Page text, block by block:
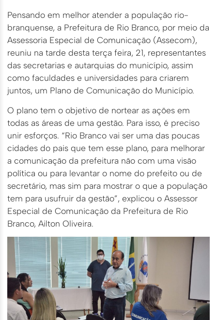
Pensando em melhor atender a população rio-
branquense, a Prefeitura de Rio Branco, por meio da
Assessoria Especial de Comunicação (Assecom),
reuniu na tarde desta terça feira, 21, representantes
das secretarias e autarquias do município, assim
como faculdades e universidades para criarem
juntos, um Plano de Comunicação do Município.
O plano tem o objetivo de nortear as ações em
todas as áreas de uma gestão. Para isso, é preciso
unir esforços. “Rio Branco vai ser uma das poucas
cidades do pais que tem esse plano, para melhorar
a comunicação da prefeitura não com uma visão
política ou para levantar o nome do prefeito ou de
secretário, mas sim para mostrar o que a população
tem para usufruir da gestão”, explicou o Assessor
Especial de Comunicação da Prefeitura de Rio
Branco, Ailton Oliveira.